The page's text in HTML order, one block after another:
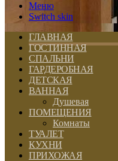
Меню
Switch skin
ГЛАВНАЯ
ГОСТИННАЯ
СПАЛЬНИ
ГАРДЕРОБНАЯ
ДЕТСКАЯ
ВАННАЯ
Душевая
ПОМЕЩЕНИЯ
Комнаты
ТУАЛЕТ
КУХНИ
ПРИХОЖАЯ